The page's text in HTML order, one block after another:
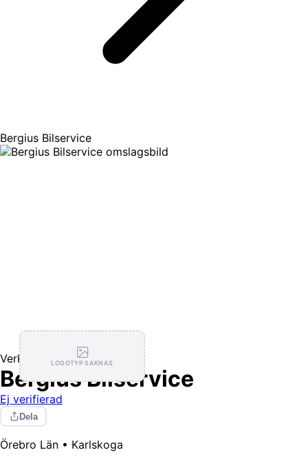
Bergius Bilservice
LOGOTYP SAKNAS
Verkstäder
Bergius Bilservice
Ej verifierad
Dela
Örebro Län • Karlskoga